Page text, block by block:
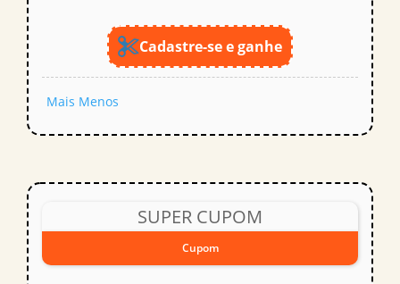
Cadastre-se e ganhe
Mais Menos
SUPER CUPOM
Cupom